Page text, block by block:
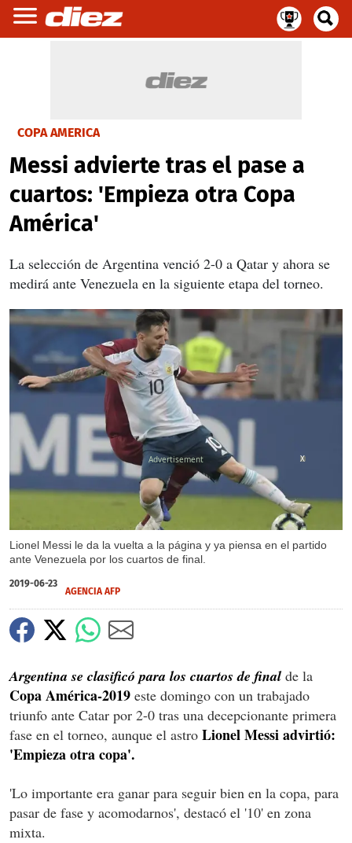
COPA AMERICA
Messi advierte tras el pase a
cuartos: 'Empieza otra Copa
América'
La selección de Argentina venció 2-0 a Qatar y ahora se
medirá ante Venezuela en la siguiente etapa del torneo.
Lionel Messi le da la vuelta a la página y ya piensa en el partido
ante Venezuela por los cuartos de final.
X
2019-06-23
AGENCIA AFP
Argentina se clasificó para los cuartos de final de la
Copa América-2019 este domingo con un trabajado
triunfo ante Catar por 2-0 tras una decepcionante primera
fase en el torneo, aunque el astro Lionel Messi advirtió:
'Empieza otra copa'.
'Lo importante era ganar para seguir bien en la copa, para
pasar de fase y acomodarnos', destacó el '10' en zona
mixta.